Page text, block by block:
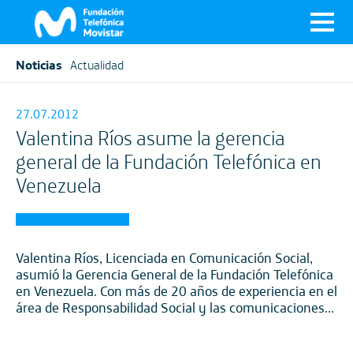
Noticias Actualidad
27.07.2012
Valentina Ríos asume la gerencia
general de la Fundación Telefónica en
Venezuela
Valentina Ríos, Licenciada en Comunicación Social,
asumió la Gerencia General de la Fundación Telefónica
en Venezuela. Con más de 20 años de experiencia en el
área de Responsabilidad Social y las comunicaciones...